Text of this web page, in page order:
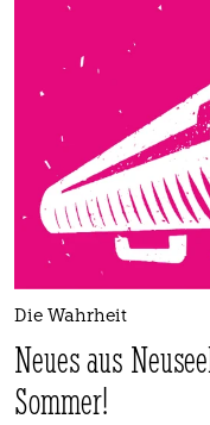
epaper login
Die Wahrheit
Neues aus
Sommer!